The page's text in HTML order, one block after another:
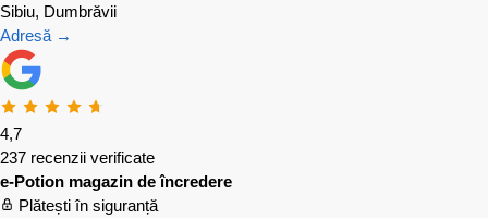
Sibiu, Dumbrăvii
Adresă →
4,7
237 recenzii verificate
e-Potion magazin de încredere
Plătești în siguranță